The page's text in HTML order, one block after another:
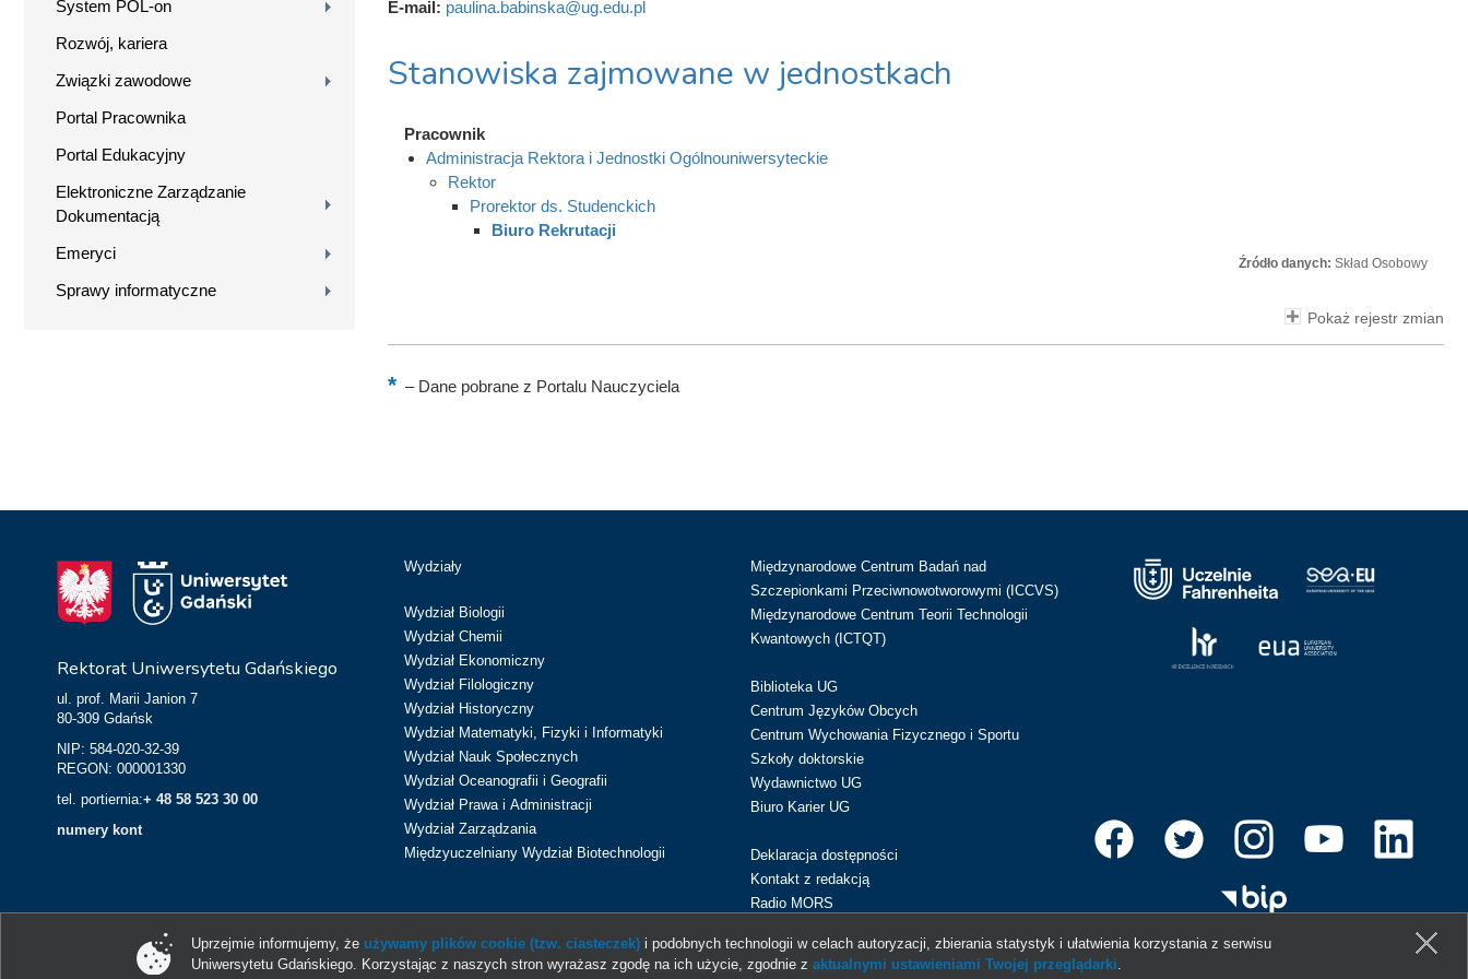
System POL-on
Rozwój, kariera
Związki zawodowe
Portal Pracownika
Portal Edukacyjny
Elektroniczne Zarządzanie
Dokumentacją
Emeryci
Sprawy informatyczne
E-mail: paulina.babinska@ug.edu.pl
Stanowiska zajmowane w jednostkach
Pracownik
Administracja Rektora i Jednostki Ogólnouniwersyteckie
Rektor
Prorektor ds. Studenckich
Biuro Rekrutacji
Źródło danych: Skład Osobowy
Pokaż rejestr zmian
–Dane pobrane z Portalu Nauczyciela
Rektorat Uniwersytetu Gdańskiego
ul. prof. Marii Janion 7
80-309 Gdańsk
NIP: 584-020-32-39
REGON: 000001330
tel. portiernia:+ 48 58 523 30 00
numery kont
Wydziały
Wydział Biologii
Wydział Chemii
Wydział Ekonomiczny
Wydział Filologiczny
Wydział Historyczny
Wydział Matematyki, Fizyki i Informatyki
Wydział Nauk Społecznych
Wydział Oceanografii i Geografii
Wydział Prawa i Administracji
Wydział Zarządzania
Międzyuczelniany Wydział Biotechnologii
Międzynarodowe Centrum Badań nad
Szczepionkami Przeciwnowotworowymi (ICCVS)
Międzynarodowe Centrum Teorii Technologii
Kwantowych (ICTQT)
Biblioteka UG
Centrum Języków Obcych
Centrum Wychowania Fizycznego i Sportu
Szkoły doktorskie
Wydawnictwo UG
Biuro Karier UG
Deklaracja dostępności
Kontakt z redakcją
Radio MORS
© 2013-2026 Uniwersytet Gdański
Uprzejmie informujemy, że używamy plików cookie (tzw. ciasteczek)i podobnych technologii w celach autoryzacji, zbierania statystyk i ułatwienia korzystania z serwisu
Uniwersytetu Gdańskiego. Korzystając z naszych stron wyrażasz zgodę na ich użycie, zgodnie z aktualnymi ustawieniami Twojej przeglądarki.